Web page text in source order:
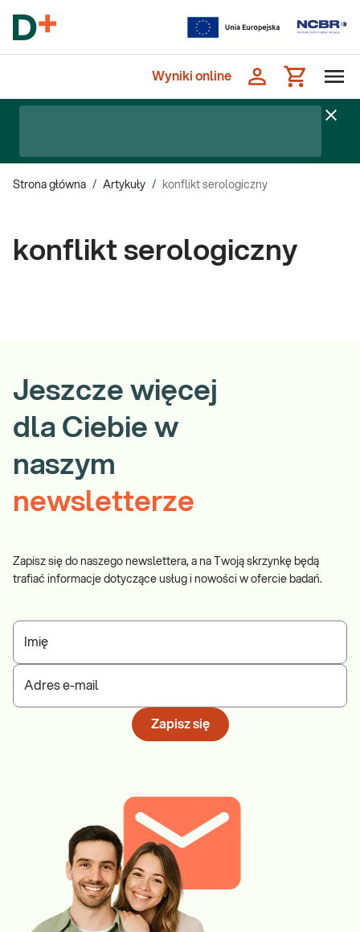
Wyniki online
Strona główna / Artykuły / konflikt serologiczny
konflikt serologiczny
Jeszcze więcej
dla Ciebie w
naszym
newsletterze
Zapisz się do naszego newslettera, a na Twoją skrzynkę będą
trafiać informacje dotyczące usług i nowości w ofercie badań.
Imię
Adres e-mail
Zapisz się